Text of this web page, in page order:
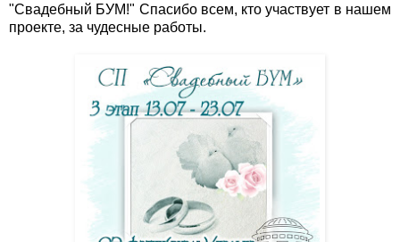
"Свадебный БУМ!" Спасибо всем, кто участвует в нашем
проекте, за чудесные работы.